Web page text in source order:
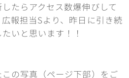
したらアクセス数爆伸びして
報担当Sより、昨日に引き続
いと思います！！
の写真（ページ下部）をご